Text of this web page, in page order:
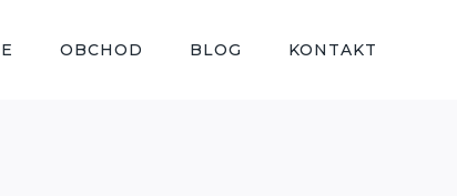
OBCHOD BLOG KONTAKT